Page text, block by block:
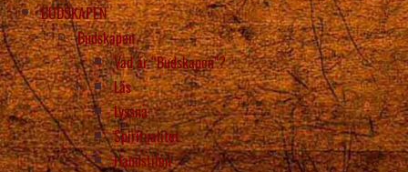
BUDSKAPEN
Budskapen
Vad är “Budskapen”?
Läs
Lyssna
Spiritualitet
Handstilen